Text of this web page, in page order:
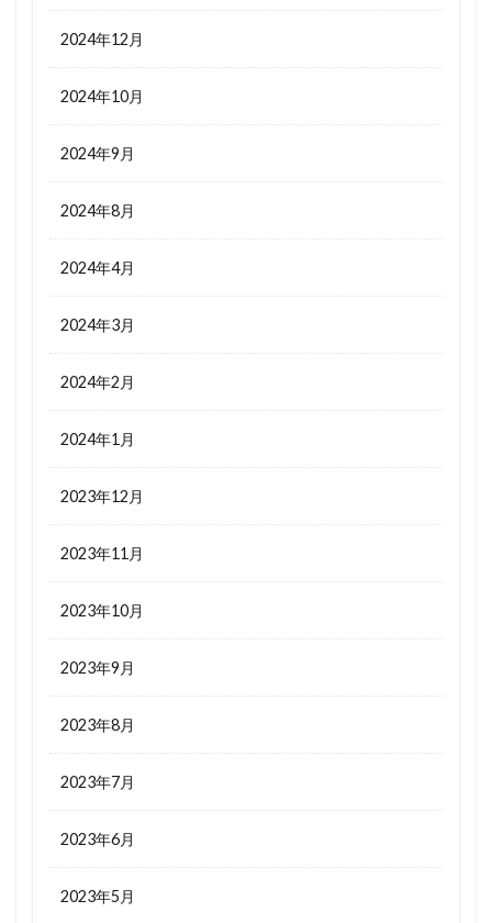
2024年12月
2024年10月
2024年9月
2024年8月
2024年4月
2024年3月
2024年2月
2024年1月
2023年12月
2023年11月
2023年10月
2023年9月
2023年8月
2023年7月
2023年6月
2023年5月